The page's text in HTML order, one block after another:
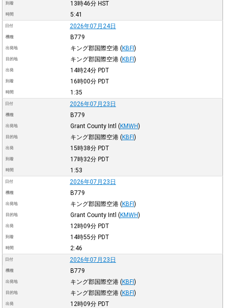
到着 13時46分 HST
時間 5:41
日付 2026年07月24日
機種 B779
出発地 キング郡国際空港 (KBFI)
目的地 キング郡国際空港 (KBFI)
出発 14時24分 PDT
到着 16時00分 PDT
時間 1:35
日付 2026年07月23日
機種 B779
出発地 Grant County Intl (KMWH)
目的地 キング郡国際空港 (KBFI)
出発 15時38分 PDT
到着 17時32分 PDT
時間 1:53
日付 2026年07月23日
機種 B779
出発地 キング郡国際空港 (KBFI)
目的地 Grant County Intl (KMWH)
出発 12時09分 PDT
到着 14時55分 PDT
時間 2:46
日付 2026年07月23日
機種 B779
出発地 キング郡国際空港 (KBFI)
目的地 キング郡国際空港 (KBFI)
出発 12時09分 PDT